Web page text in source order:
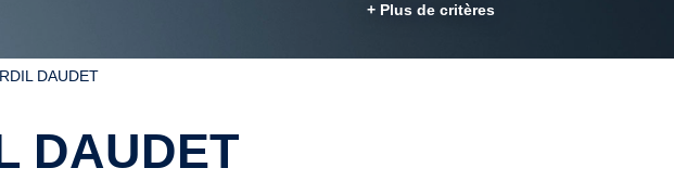
+ Plus de critères
DAUDET
DAUDET